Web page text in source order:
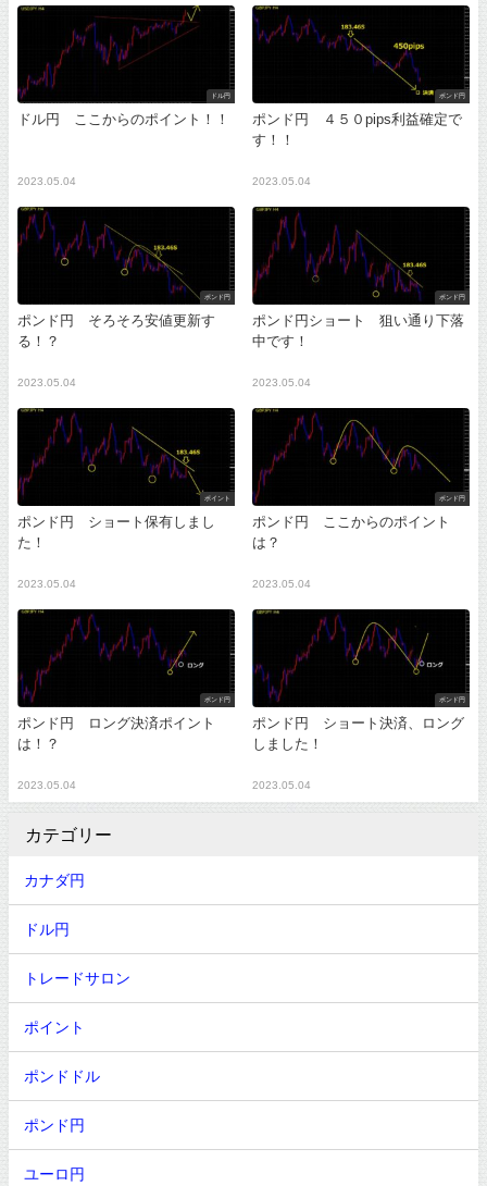
ドル円
ドル円 ここからのポイント！！
2023.05.04
ポンド円
ポンド円 ４５０pips利益確定で
す！！
2023.05.04
ポンド円
ポンド円 そろそろ安値更新す
る！？
2023.05.04
ポンド円
ポンド円ショート 狙い通り下落
中です！
2023.05.04
ポイント
ポンド円 ショート保有しまし
た！
2023.05.04
ポンド円
ポンド円 ここからのポイント
は？
2023.05.04
ポンド円
ポンド円 ロング決済ポイント
は！？
2023.05.04
ポンド円
ポンド円 ショート決済、ロング
しました！
2023.05.04
カテゴリー
カナダ円
ドル円
トレードサロン
ポイント
ポンドドル
ポンド円
ユーロ円